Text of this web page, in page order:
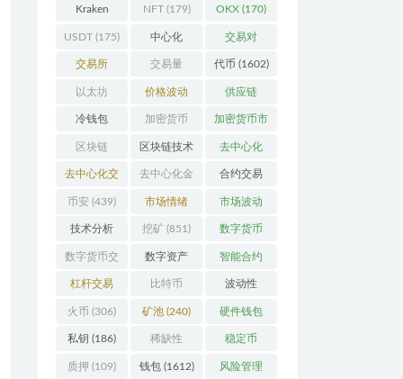
(206)
Kraken
(104)
NFT(179) OKX (170)
USDT (175) 中心化
(3923)
交易对
(359)
交易所
(2164)
交易量
(246)
代币 (1602)
以太坊
(742)
价格波动
(630)
供应链
(118)
冷钱包
(175)
加密货币
(5442)
加密货币市
场(701)
区块链
(4599)
区块链技术
(527)
去中心化
(4087)
去中心化交
易所 (196)
去中心化金
融(110)
合约交易
(182)
币安 (439) 市场情绪
(337)
市场波动
(279)
技术分析
(148)
挖矿 (851) 数字货币
(8679)
数字货币交
易(150)
数字资产
(286)
智能合约
(532)
杠杆交易
(231)
比特币
(2378)
波动性
(352)
火币 (306) 矿池 (240) 硬件钱包
(170)
私钥 (186) 稀缺性
(193)
稳定币
(112)
质押 (109) 钱包(1612) 风险管理